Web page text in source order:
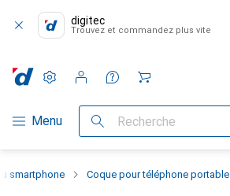
digitec
Trouvez et commandez plus vite
Navigation par catégorie
Menu Recherche
Paramètres
Compte client
Listes de comparaison
Listes d'envies
Panier
smartphone Coque pour téléphone portable